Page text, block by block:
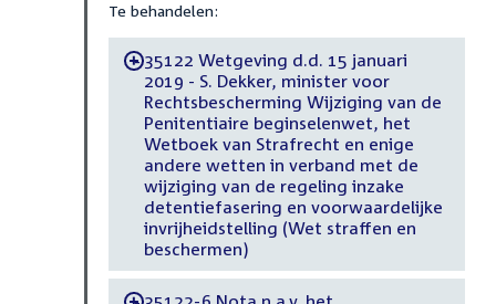
Te behandelen:
-35122 Wetgeving d.d. 15 januari
2019 - S. Dekker, minister voor
Rechtsbescherming Wijziging van de
Penitentiaire beginselenwet, het
Wetboek van Strafrecht en enige
andere wetten in verband met de
wijziging van de regeling inzake
detentiefasering en voorwaardelijke
invrijheidstelling (Wet straffen en
beschermen)